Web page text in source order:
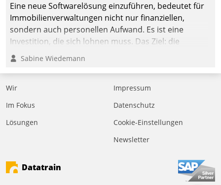
Eine neue Softwarelösung einzuführen, bedeutet für
Immobilienverwaltungen nicht nur finanziellen,
sondern auch personellen Aufwand. Es ist eine
Investition, die sich lohnen muss. Das Ziel: die
nachhaltige Optimierung der Geschäftsabläufe. Damit
dieses Ziel erreicht wird, sollten einige Grundregeln
befolgt werden.
Sabine Wiedemann
Wir
Im Fokus
Lösungen
Impressum
Datenschutz
Cookie-Einstellungen
Newsletter
Datatrain